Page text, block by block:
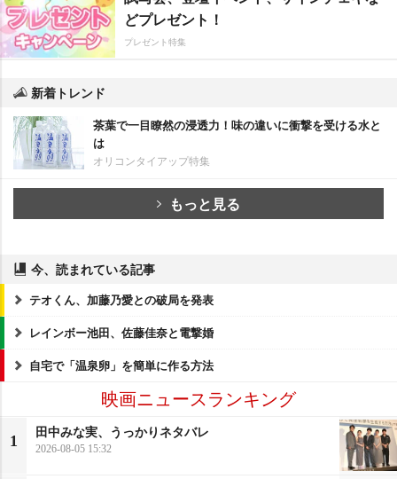
どプレゼント！
プレゼント特集
新着トレンド
茶葉で一目瞭然の浸透力！味の違いに衝撃を受ける水と
は
オリコンタイアップ特集
もっと見る
今、読まれている記事
テオくん、加藤乃愛との破局を発表
レインボー池田、佐藤佳奈と電撃婚
自宅で「温泉卵」を簡単に作る方法
映画ニュースランキング
1
田中みな実、うっかりネタバレ
2026-08-05 15:32